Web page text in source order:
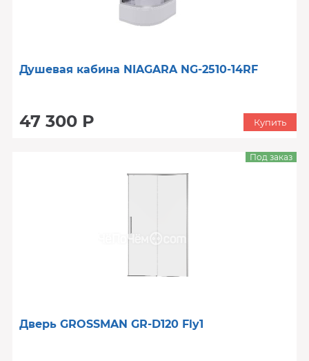
Душевая кабина NIAGARA NG-2510-14RF
47 300 Р Купить
Дверь GROSSMAN GR-D120 Fly1
Под заказ